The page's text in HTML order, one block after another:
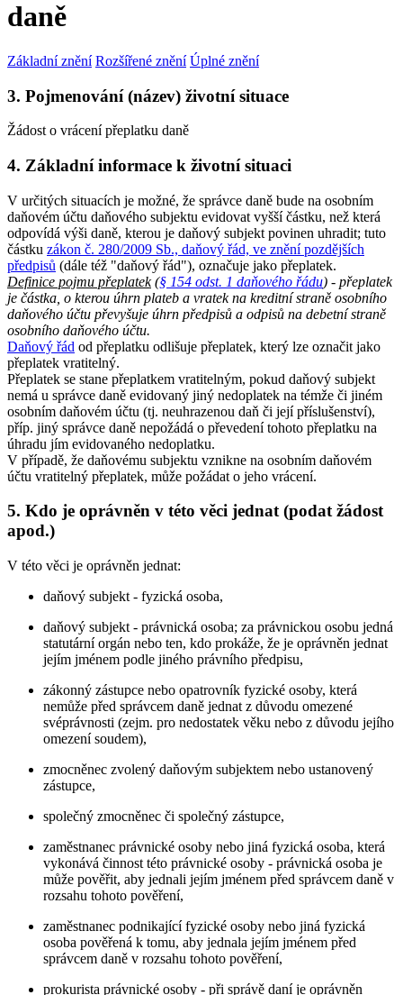
daně
Základní znění Rozšířené znění Úplné znění
3. Pojmenování (název) životní situace
Žádost o vrácení přeplatku daně
4. Základní informace k životní situaci
V určitých situacích je možné, že správce daně bude na osobním
daňovém účtu daňového subjektu evidovat vyšší částku, než která
odpovídá výši daně, kterou je daňový subjekt povinen uhradit; tuto
částku zákon č. 280/2009 Sb., daňový řád, ve znění pozdějších
předpisů (dále též "daňový řád"), označuje jako přeplatek.
Definice pojmu přeplatek(§ 154 odst. 1 daňového řádu) - přeplatek
je částka, o kterou úhrn plateb a vratek na kreditní straně osobního
daňového účtu převyšuje úhrn předpisů a odpisů na debetní straně
osobního daňového účtu.
Daňový řád od přeplatku odlišuje přeplatek, který lze označit jako
přeplatek vratitelný.
Přeplatek se stane přeplatkem vratitelným, pokud daňový subjekt
nemá u správce daně evidovaný jiný nedoplatek na témže či jiném
osobním daňovém účtu (tj. neuhrazenou daň či její příslušenství),
příp. jiný správce daně nepožádá o převedení tohoto přeplatku na
úhradu jím evidovaného nedoplatku.
V případě, že daňovému subjektu vznikne na osobním daňovém
účtu vratitelný přeplatek, může požádat o jeho vrácení.
5. Kdo je oprávněn v této věci jednat (podat žádost
apod.)
V této věci je oprávněn jednat:
daňový subjekt - fyzická osoba,
daňový subjekt - právnická osoba; za právnickou osobu jedná
statutární orgán nebo ten, kdo prokáže, že je oprávněn jednat
jejím jménem podle jiného právního předpisu,
zákonný zástupce nebo opatrovník fyzické osoby, která
nemůže před správcem daně jednat z důvodu omezené
svéprávnosti (zejm. pro nedostatek věku nebo z důvodu jejího
omezení soudem),
zmocněnec zvolený daňovým subjektem nebo ustanovený
zástupce,
společný zmocněnec či společný zástupce,
zaměstnanec právnické osoby nebo jiná fyzická osoba, která
vykonává činnost této právnické osoby - právnická osoba je
může pověřit, aby jednali jejím jménem před správcem daně v
rozsahu tohoto pověření,
zaměstnanec podnikající fyzické osoby nebo jiná fyzická
osoba pověřená k tomu, aby jednala jejím jménem před
správcem daně v rozsahu tohoto pověření,
prokurista právnické osoby - při správě daní je oprávněn